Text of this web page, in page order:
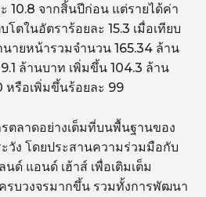
10.8 จากสิ้นปีก่อน แต่รายได้ค่า
ตในอัตราร้อยละ 15.3 เมื่อเทียบ
ายหน้ารวมจำนวน 165.34 ล้าน
ล้านบาท เพิ่มขึ้น 104.3 ล้าน
หรือเพิ่มขึ้นร้อยละ 99
ตลาดอย่างเต็มที่บนพื้นฐานของ
วัง โดยประสานความร่วมมือกับ
ด์ แอนด์ เฮ้าส์ เพื่อเติมเต็ม
บวงจรมากขึ้น รวมทั้งการพัฒนา